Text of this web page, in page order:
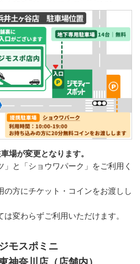
場が変更となります。
」と「ショウワパーク」をご利用く
の方にチケット・コインをお渡しし
は変わらずご利用いただけます。
ジモスポミニ